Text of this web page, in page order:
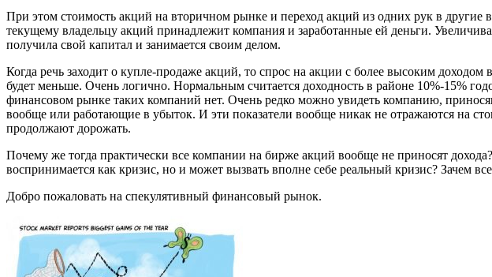
При этом стоимость акций на вторичном рынке и переход акций из одних рук в
текущему владельцу акций принадлежит компания и заработанные ей деньги.
получила свой капитал и занимается своим делом.
Когда речь заходит о купле-продаже акций, то спрос на акции с более высоким
будет меньше. Очень логично. Нормальным считается доходность в районе 10%-15%
финансовом рынке таких компаний нет. Очень редко можно увидеть компанию,
вообще или работающие в убыток. И эти показатели вообще никак не отражаются на
продолжают дорожать.
Почему же тогда практически все компании на бирже акций вообще не приносят
воспринимается как кризис, но и может вызвать вполне себе реальный кризис? Зачем
Добро пожаловать на спекулятивный финансовый рынок.